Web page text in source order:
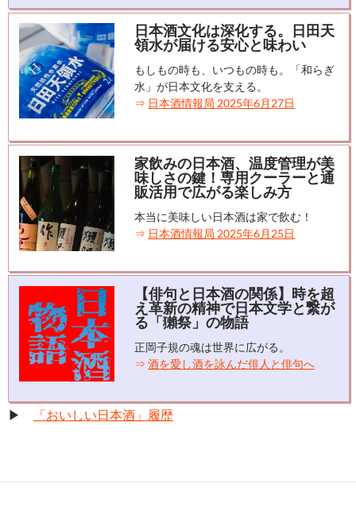
日本酒文化は深化する。日田天
領水が届ける安心と味わい
もしもの時も、いつもの時も。「和らぎ
水」が日本文化を支える。
⇒ 日本酒情報局 2025年6月27日
家飲みの日本酒、温度管理が美
味しさの鍵！専用クーラーと通
販活用で広がる楽しみ方
本当に美味しい日本酒は家で飲む！
⇒ 日本酒情報局 2025年6月25日
【俳句と日本酒の関係】時を超
え革新の精神で日本文学と繋が
る「獺祭」の物語
正岡子規の魂は世界に広がる。
⇒酒を愛し酒を詠んだ俳人と俳句へ
▶ 「おいしい日本酒」履歴